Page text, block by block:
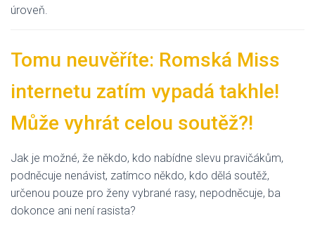
úroveň.
Tomu neuvěříte: Romská Miss
internetu zatím vypadá takhle!
Může vyhrát celou soutěž?!
Jak je možné, že někdo, kdo nabídne slevu pravičákům,
podněcuje nenávist, zatímco někdo, kdo dělá soutěž,
určenou pouze pro ženy vybrané rasy, nepodněcuje, ba
dokonce ani není rasista?